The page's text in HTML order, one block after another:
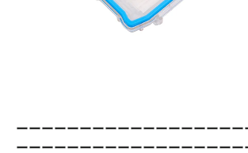
ーーーーーーーーーーーーーーーーー
ーーーーーーーーーーーーーーーーー